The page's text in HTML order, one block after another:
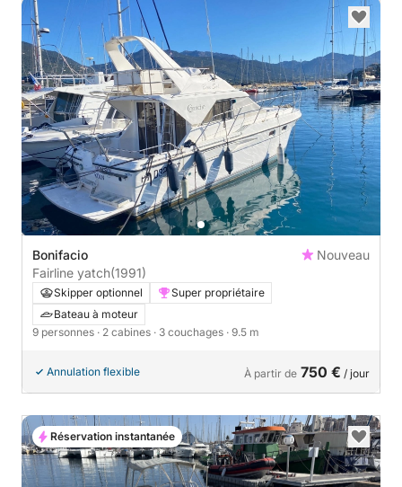
Bonifacio
Nouveau
Fairline yatch(1991)
Skipper optionnel
Super propriétaire
Bateau à moteur
9 personnes · 2 cabines · 3 couchages · 9.5 m
Annulation flexible À partir de 750 € / jour
Réservation instantanée